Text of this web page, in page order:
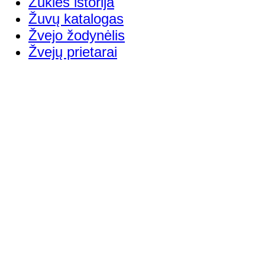
Žuvų katalogas
Žvejo žodynėlis
Žvejų prietarai